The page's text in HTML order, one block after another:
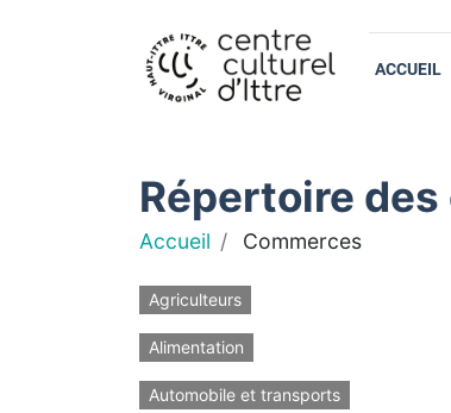
ACCUEIL
Répertoire des
Accueil Commerces
Agriculteurs
Alimentation
Automobile et transports